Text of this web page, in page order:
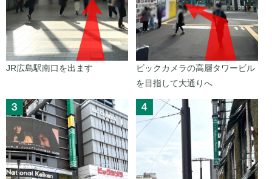
JR広島駅南口を出ます
ビックカメラの高層タワービル
を目指して大通りへ